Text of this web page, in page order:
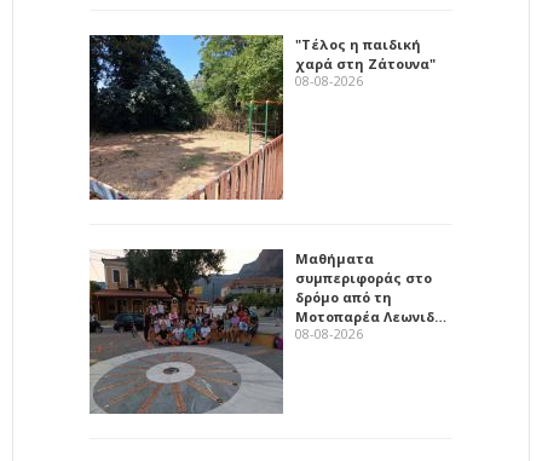
"Τέλος η παιδική
χαρά στη Ζάτουνα"
08-08-2026
Μαθήματα
συμπεριφοράς στο
δρόμο από τη
Μοτοπαρέα Λεωνιδ…
08-08-2026